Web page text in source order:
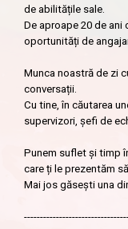
de abilitățile sale.
De aproape 20 de ani
oportunități de
Munca noastră de zi
conversații.
Cu tine, în căutarea
supervizori, șefi de
Punem suflet și timp
care ți le prezentăm
Mai jos găsești una